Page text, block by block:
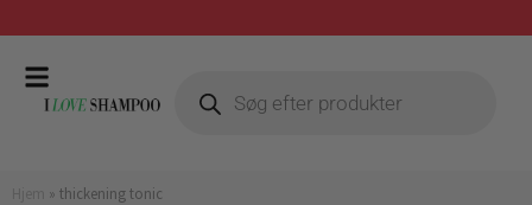
Gratis fragt ved køb over 399,-
» thickening tonic